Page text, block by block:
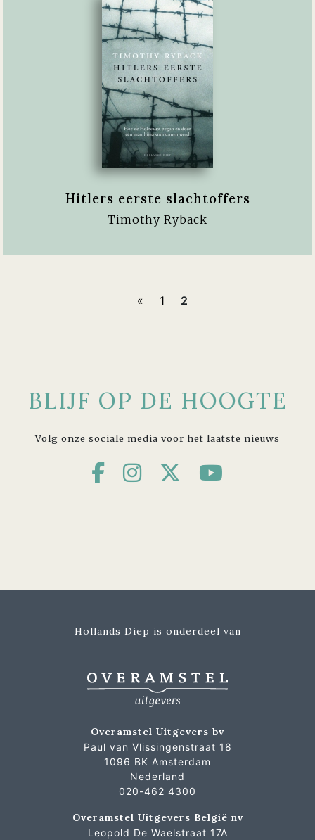
Hitlers eerste slachtoffers
Timothy Ryback
« 1 2
BLIJF OP DE HOOGTE
Volg onze sociale media voor het laatste nieuws
Hollands Diep is onderdeel van
Overamstel Uitgevers bv
Paul van Vlissingenstraat 18
1096 BK Amsterdam
Nederland
020-462 4300
Overamstel Uitgevers België nv
Leopold De Waelstraat 17A